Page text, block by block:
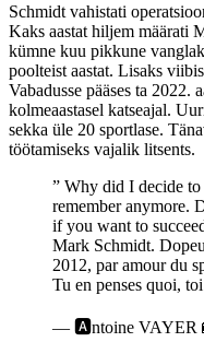
Schmidt vahistati
Kaks aastat hiljem määrati
kümne kuu pikkune
poolteist aastat. Lisaks
Vabadusse pääses ta 2022.
kolmeaastasel katseajal.
sekka üle 20 sportlase.
töötamiseks vajalik litsents.
” Why did I decide
remember anymore.
if you want to
Mark Schmidt.
2012, par amour du
Tu en penses quoi,
— 🅰ntoine VAYER